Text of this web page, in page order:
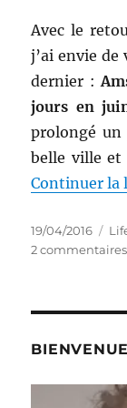
Avec le
j’ai envie de
dernier :
jours en
prolongé un
belle ville et
Continuer la
Publié
le
19/04/2016
2 commentaires
: